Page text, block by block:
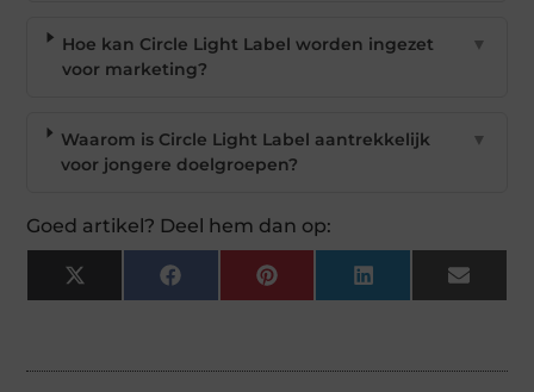
Hoe kan Circle Light Label worden ingezet
voor marketing?
▼
Waarom is Circle Light Label aantrekkelijk
voor jongere doelgroepen?
▼
Goed artikel? Deel hem dan op:
X
(Twitter)
Facebook Pinterest LinkedIn Email